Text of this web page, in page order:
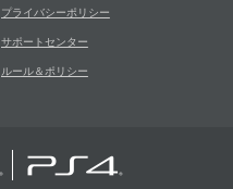
プライバシーポリシー
サポートセンター
ルール＆ポリシー